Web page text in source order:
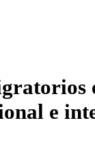
e